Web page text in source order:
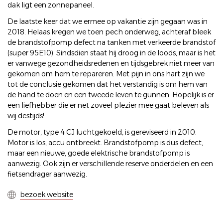
dak ligt een zonnepaneel.
De laatste keer dat we ermee op vakantie zijn gegaan was in
2018. Helaas kregen we toen pech onderweg, achteraf bleek
de brandstofpomp defect na tanken met verkeerde brandstof
(super 95E10). Sindsdien staat hij droog in de loods, maar is het
er vanwege gezondheidsredenen en tijdsgebrek niet meer van
gekomen om hem te repareren. Met pijn in ons hart zijn we
tot de conclusie gekomen dat het verstandig is om hem van
de hand te doen en een tweede leven te gunnen. Hopelijk is er
een liefhebber die er net zoveel plezier mee gaat beleven als
wij destijds!
De motor, type 4 CJ luchtgekoeld, is gereviseerd in 2010.
Motor is los, accu ontbreekt. Brandstofpomp is dus defect,
maar een nieuwe, goede elektrische brandstofpomp is
aanwezig. Ook zijn er verschillende reserve onderdelen en een
fietsendrager aanwezig.
bezoek website